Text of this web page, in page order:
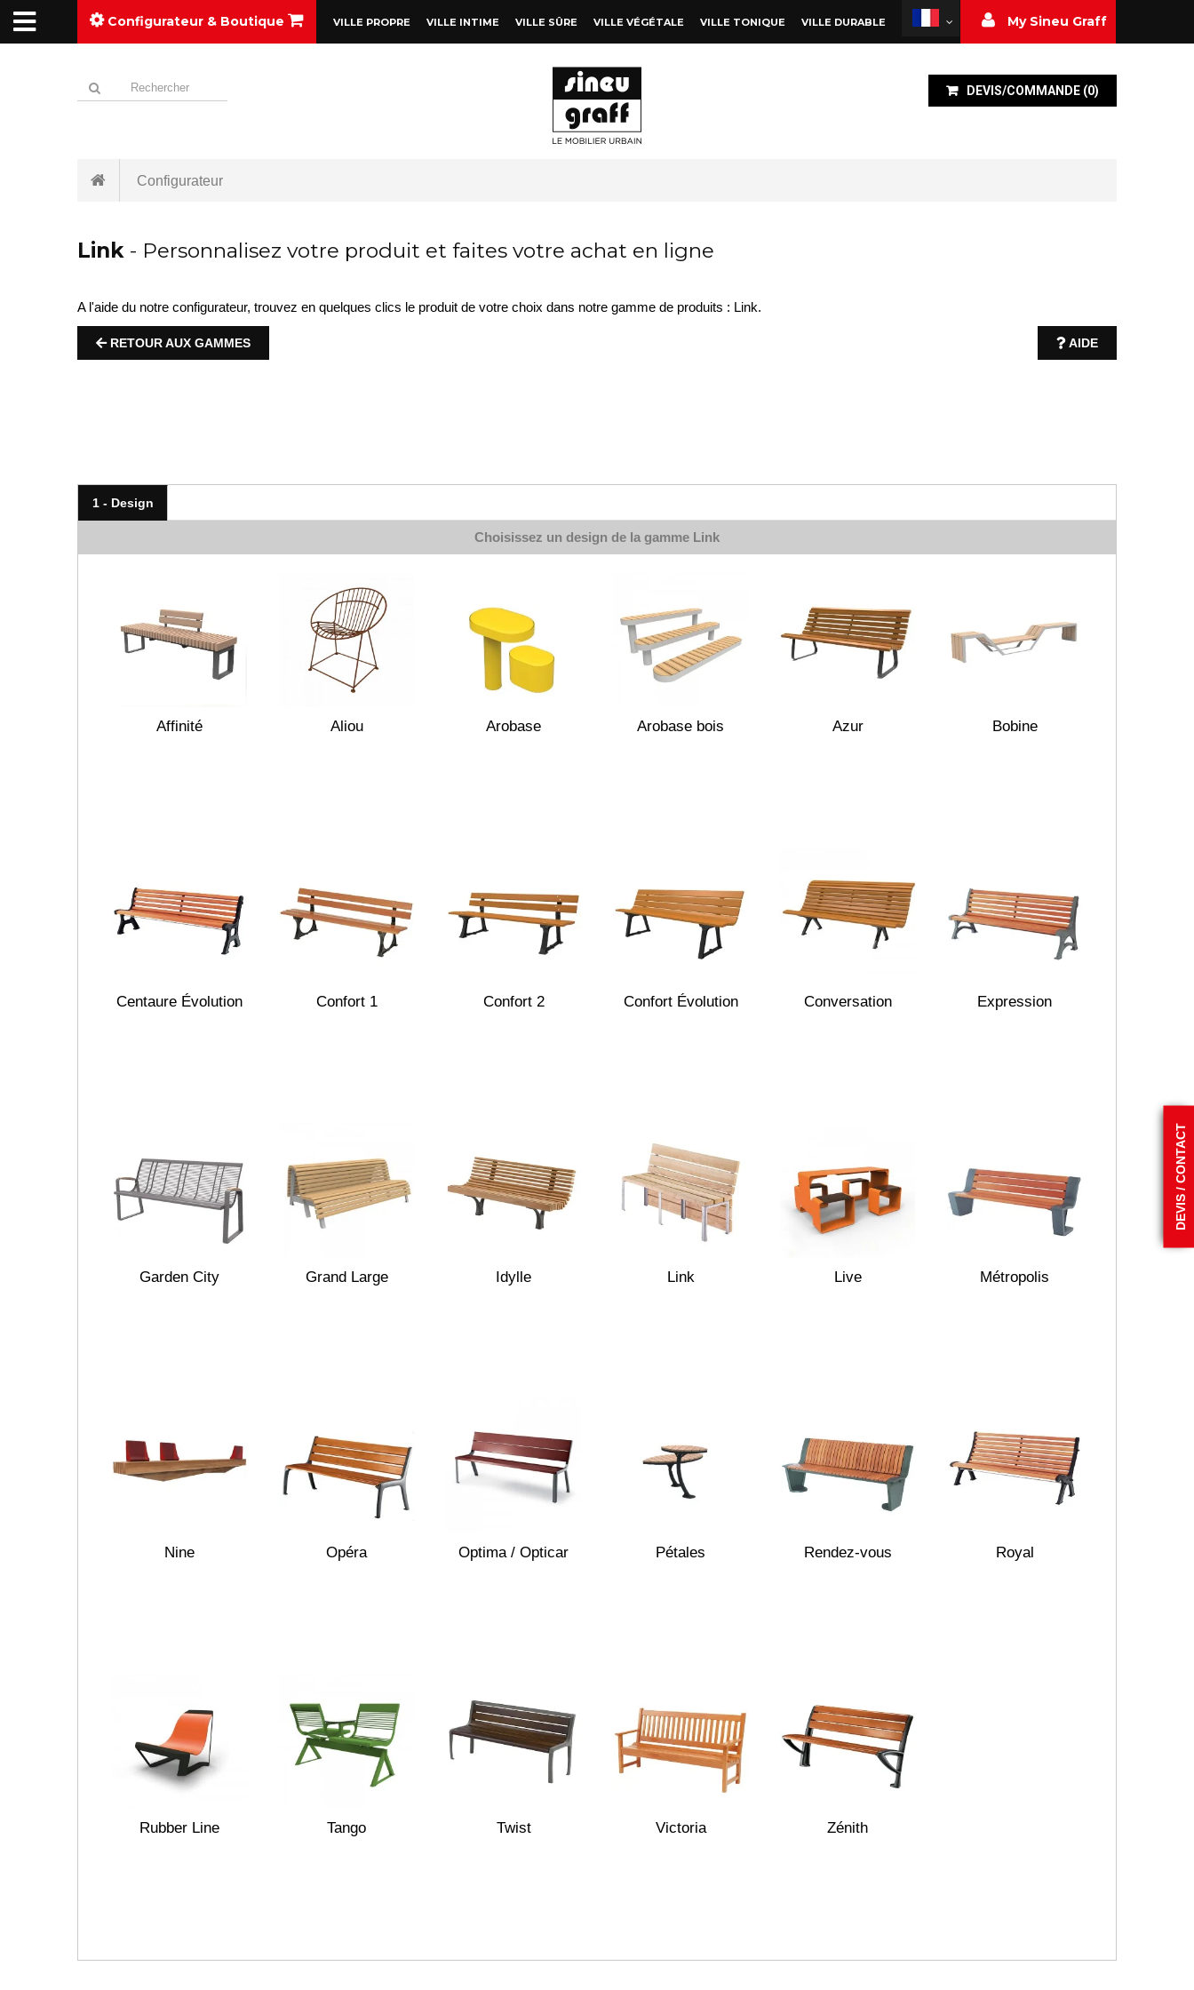
My Sineu Graff
Configurateur & Boutique VILLE PROPRE VILLE INTIME VILLE SÛRE VILLE VÉGÉTALE VILLE TONIQUE VILLE DURABLE
DEVIS/COMMANDE (0)
DEVIS / CONTACT
Configurateur
Link - Personnalisez votre produit et faites votre achat en ligne
A l'aide du notre configurateur, trouvez en quelques clics le produit de votre choix dans notre gamme de produits : Link.
RETOUR AUX GAMMES AIDE
1 - Design
Choisissez un design de la gamme Link
Affinité Aliou Arobase Arobase bois Azur Bobine
Centaure Évolution Confort 1 Confort 2 Confort Évolution Conversation Expression
Garden City Grand Large Idylle Link Live Métropolis
Nine Opéra Optima / Opticar Pétales Rendez-vous Royal
Rubber Line Tango Twist Victoria Zénith